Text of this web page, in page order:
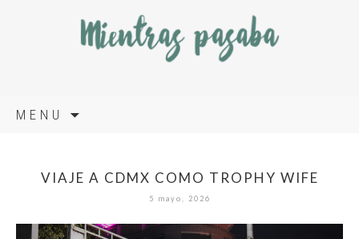
MENU
VIAJE A CDMX COMO TROPHY WIFE
5 mayo, 2026